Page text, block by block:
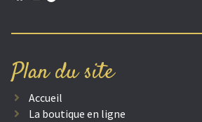
Plan du site
Accueil
La boutique en ligne